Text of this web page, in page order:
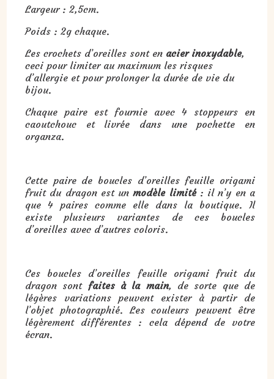
Largeur : 2,5cm.
Poids : 2g chaque.
Les crochets d’oreilles sont en acier inoxydable,
ceci pour limiter au maximum les risques
d’allergie et pour prolonger la durée de vie du
bijou.
Chaque paire est fournie avec 4 stoppeurs en
caoutchouc et livrée dans une pochette en
organza.
Cette paire de boucles d’oreilles feuille origami
fruit du dragon est unmodèle limité: il n’y en a
que 4 paires comme elle dans la boutique. Il
existe plusieurs variantes de ces boucles
d’oreilles avec d’autres coloris.
Ces boucles d’oreilles feuille origami fruit du
dragon sont faites à la main, de sorte que de
légères variations peuvent exister à partir de
l’objet photographié. Les couleurs peuvent être
légèrement différentes : cela dépend de votre
écran.